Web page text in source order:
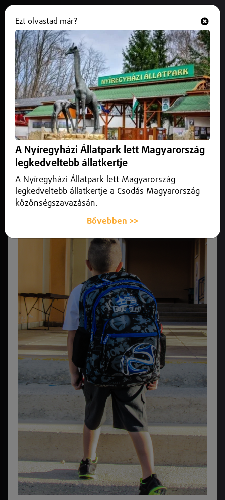
Ne dobd ki az iskolatáskádat!
2026. július 04.Helyi
Július 1. és augusztus 21. között immár hatodik alkalommal
hirdette meg a Ne dobd ki az iskolatáskádat! elnevezésű
adománygyűjtő akciót Nyíregyháza önkormányzata és az
ÉAK Nonprofit Kft.
Ezt olvastad már?
A Nyíregyházi Állatpark lett Magyarország
legkedveltebb állatkertje
A Nyíregyházi Állatpark lett Magyarország
legkedveltebb állatkertje a Csodás Magyarország
közönségszavazásán.
Bővebben >>